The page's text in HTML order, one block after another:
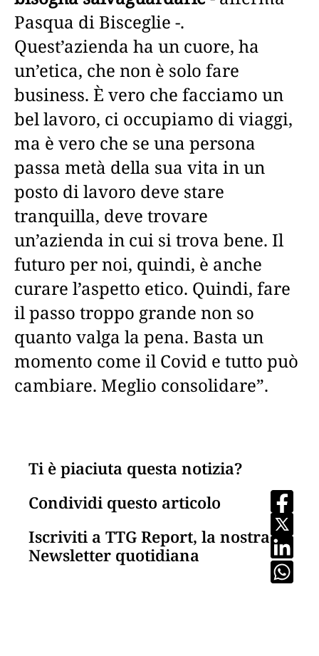
Pasqua di Bisceglie -.
Quest’azienda ha un cuore, ha
un’etica, che non è solo fare
business. È vero che facciamo un
bel lavoro, ci occupiamo di viaggi,
ma è vero che se una persona
passa metà della sua vita in un
posto di lavoro deve stare
tranquilla, deve trovare
un’azienda in cui si trova bene. Il
futuro per noi, quindi, è anche
curare l’aspetto etico. Quindi, fare
il passo troppo grande non so
quanto valga la pena. Basta un
momento come il Covid e tutto può
cambiare. Meglio consolidare”.
Ti è piaciuta questa notizia?
Condividi questo articolo
Iscriviti a TTG Report, la nostra
Newsletter quotidiana